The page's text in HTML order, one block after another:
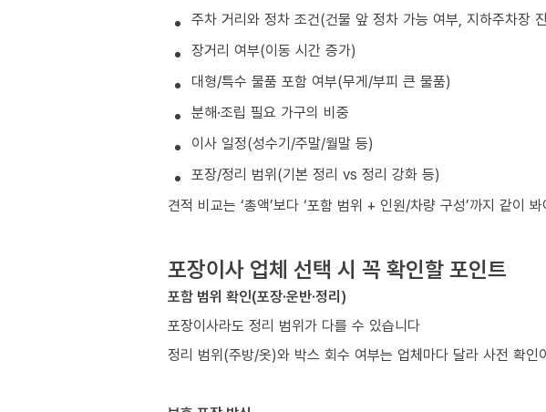
주차 거리와 정차 조건(건물 앞 정차 가능 여부, 지하주차장
장거리 여부(이동 시간 증가)
대형/특수 물품 포함 여부(무게/부피 큰 물품)
분해·조립 필요 가구의 비중
이사 일정(성수기/주말/월말 등)
포장/정리 범위(기본 정리 vs 정리 강화 등)
견적 비교는 ‘총액’보다 ‘포함 범위 + 인원/차량 구성’까지 같이
포장이사 업체 선택 시 꼭 확인할 포인트
포함 범위 확인(포장·운반·정리)
포장이사라도 정리 범위가 다를 수 있습니다
정리 범위(주방/옷)와 박스 회수 여부는 업체마다 달라 사전 확인